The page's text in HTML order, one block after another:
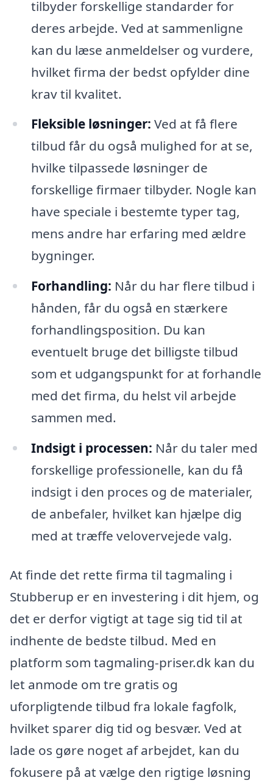
tilbyder forskellige standarder for
deres arbejde. Ved at sammenligne
kan du læse anmeldelser og vurdere,
hvilket firma der bedst opfylder dine
krav til kvalitet.
Fleksible løsninger: Ved at få flere
tilbud får du også mulighed for at se,
hvilke tilpassede løsninger de
forskellige firmaer tilbyder. Nogle kan
have speciale i bestemte typer tag,
mens andre har erfaring med ældre
bygninger.
Forhandling: Når du har flere tilbud i
hånden, får du også en stærkere
forhandlingsposition. Du kan
eventuelt bruge det billigste tilbud
som et udgangspunkt for at forhandle
med det firma, du helst vil arbejde
sammen med.
Indsigt i processen: Når du taler med
forskellige professionelle, kan du få
indsigt i den proces og de materialer,
de anbefaler, hvilket kan hjælpe dig
med at træffe velovervejede valg.
At finde det rette firma til tagmaling i
Stubberup er en investering i dit hjem, og
det er derfor vigtigt at tage sig tid til at
indhente de bedste tilbud. Med en
platform som tagmaling-priser.dk kan du
let anmode om tre gratis og
uforpligtende tilbud fra lokale fagfolk,
hvilket sparer dig tid og besvær. Ved at
lade os gøre noget af arbejdet, kan du
fokusere på at vælge den rigtige løsning